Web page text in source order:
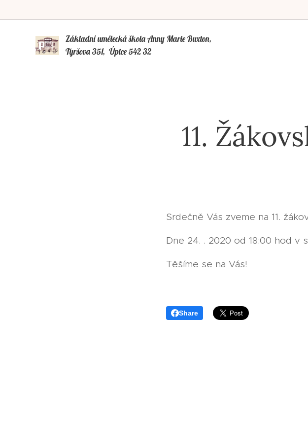
Základní umělecká škola Anny Marie Buxton,
Tyršova 351, Úpice 542 32
11.
Srdečně Vás zveme na 11.
Dne 24. . 2020 od 18:00 hod v
Těšíme se na Vás!
Share